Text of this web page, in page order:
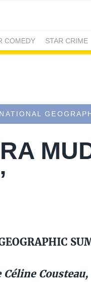
COMEDY STAR CRIME